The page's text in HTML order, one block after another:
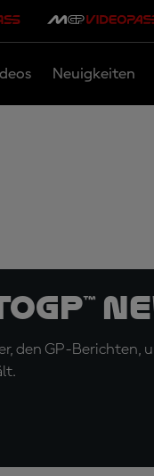
Neuigkeiten
den GP-Berichten,